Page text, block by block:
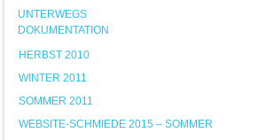
UNTERWEGS
DOKUMENTATION
HERBST 2010
WINTER 2011
SOMMER 2011
WEBSITE-SCHMIEDE 2015 – SOMMER